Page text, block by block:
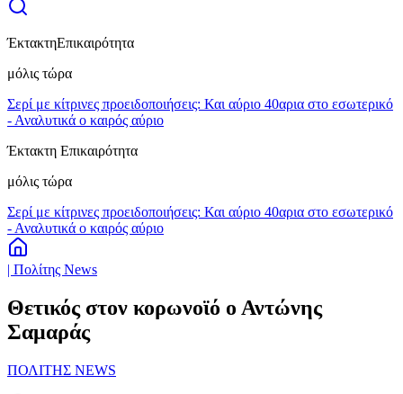
ΈκτακτηΕπικαιρότητα
μόλις τώρα
Σερί με κίτρινες προειδοποιήσεις: Και αύριο 40αρια στο εσωτερικό
- Αναλυτικά ο καιρός αύριο
Έκτακτη Επικαιρότητα
μόλις τώρα
Σερί με κίτρινες προειδοποιήσεις: Και αύριο 40αρια στο εσωτερικό
- Αναλυτικά ο καιρός αύριο
| Πολίτης News
Θετικός στον κορωνοϊό ο Αντώνης
Σαμαράς
ΠΟΛΙΤΗΣ NEWS